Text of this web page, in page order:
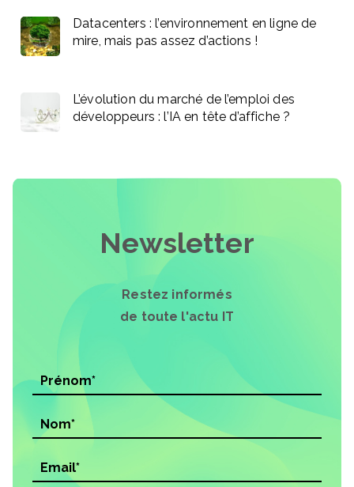
Datacenters : l’environnement en ligne de
mire, mais pas assez d’actions !
L’évolution du marché de l’emploi des
développeurs : l’IA en tête d’affiche ?
Newsletter
Restez informés
de toute l'actu IT